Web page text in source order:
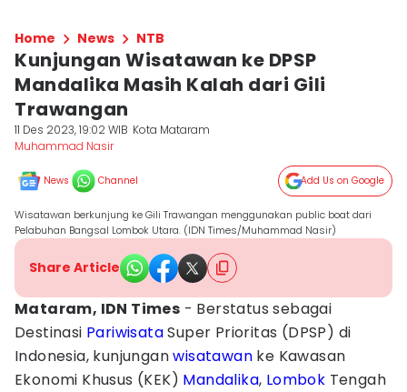
Home News NTB
Kunjungan Wisatawan ke DPSP
Mandalika Masih Kalah dari Gili
Trawangan
11 Des 2023, 19:02 WIB Kota Mataram
Muhammad Nasir
News Channel Add Us on Google
Wisatawan berkunjung ke Gili Trawangan menggunakan public boat dari
Pelabuhan Bangsal Lombok Utara. (IDN Times/Muhammad Nasir)
Share Article
Mataram, IDN Times - Berstatus sebagai
Destinasi PariwisataSuper Prioritas (DPSP) di
Indonesia, kunjunganwisatawan ke Kawasan
Ekonomi Khusus (KEK) Mandalika, Lombok Tengah